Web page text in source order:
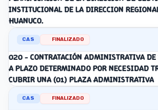
INSTITUCIONAL DE LA DIRECCION
HUANUCO.
CAS FINALIZADO
020 - CONTRATACIÓN ADMINISTRATIVA DE
A PLAZO DETERMINADO POR NECESIDAD
CUBRIR UNA (01) PLAZA ADMINISTRATIVA
CAS FINALIZADO